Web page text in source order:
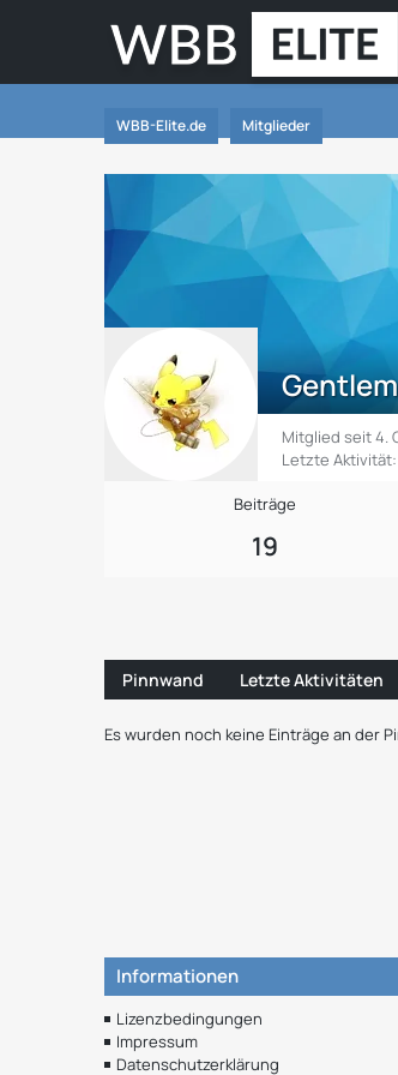
WBB-Elite.de Mitglieder
Mitglied seit 4.
Letzte Aktivität:
Beiträge
19
Pinnwand Letzte Aktivitäten
Es wurden noch keine Einträge an der
Informationen
Lizenzbedingungen
Impressum
Datenschutzerklärung